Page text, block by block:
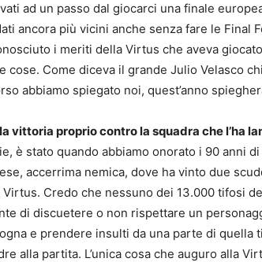
ad un passo dal giocarci una finale
ancora più vicini anche senza fare le Final
i meriti della Virtus che aveva
cose. Come diceva il grande Julio Velasco
abbiamo spiegato noi, quest’anno
vittoria proprio contro la squadra che l’ha
è stato quando abbiamo onorato i 90 anni
accerrima nemica, dove ha vinto due
Virtus. Credo che nessuno dei 13.000 tifosi
di discuetere o non rispettare un
e prendere insulti da una parte di
alla partita. L’unica cosa che auguro alla